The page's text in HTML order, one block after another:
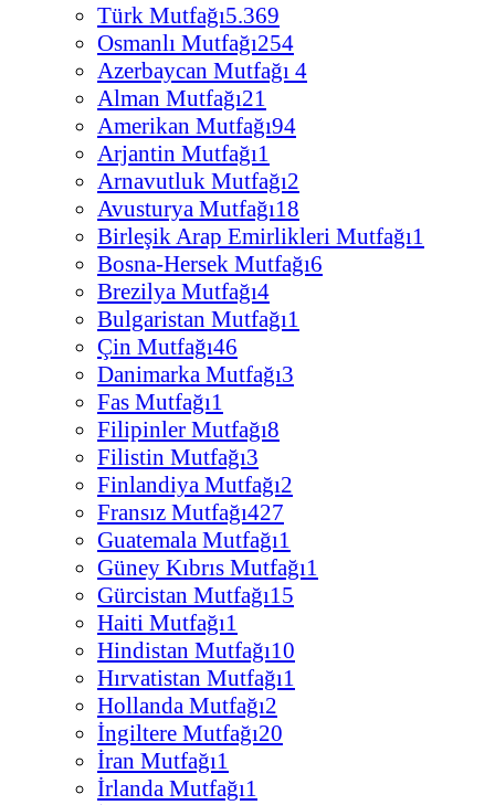
Türk Mutfağı5.369
Osmanlı Mutfağı254
Azerbaycan Mutfağı 4
Alman Mutfağı21
Amerikan Mutfağı94
Arjantin Mutfağı1
Arnavutluk Mutfağı2
Avusturya Mutfağı18
Birleşik Arap Emirlikleri Mutfağı1
Bosna-Hersek Mutfağı6
Brezilya Mutfağı4
Bulgaristan Mutfağı1
Çin Mutfağı46
Danimarka Mutfağı3
Fas Mutfağı1
Filipinler Mutfağı8
Filistin Mutfağı3
Finlandiya Mutfağı2
Fransız Mutfağı427
Guatemala Mutfağı1
Güney Kıbrıs Mutfağı1
Gürcistan Mutfağı15
Haiti Mutfağı1
Hindistan Mutfağı10
Hırvatistan Mutfağı1
Hollanda Mutfağı2
İngiltere Mutfağı20
İran Mutfağı1
İrlanda Mutfağı1